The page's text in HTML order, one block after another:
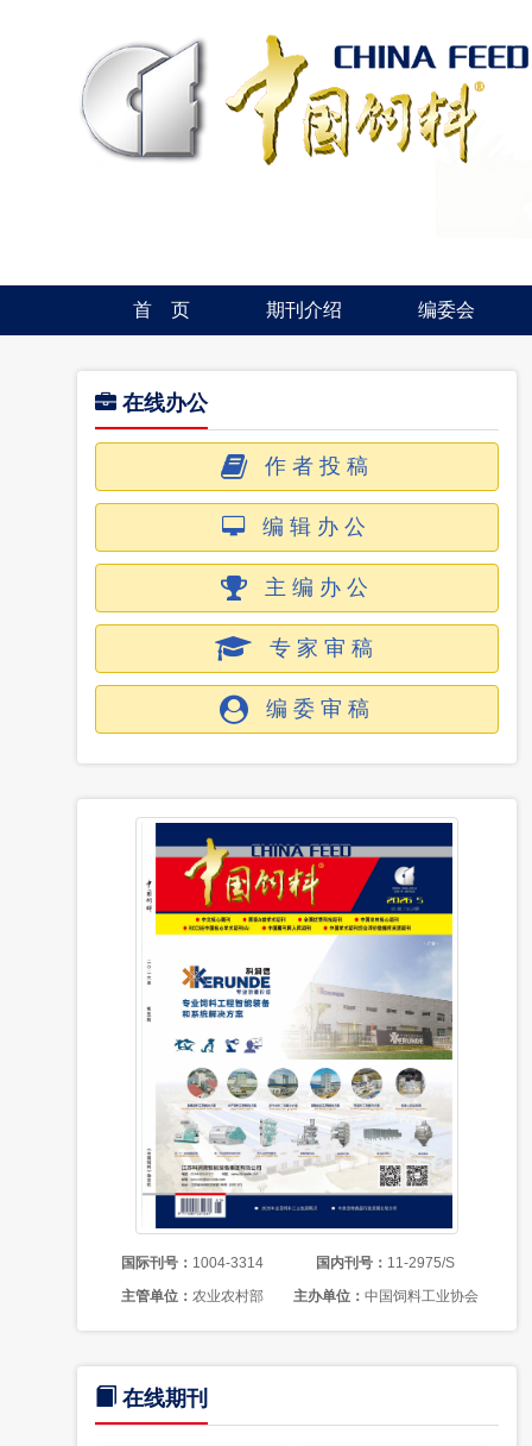
首 页 期刊介绍 编委会
在线办公
作者投稿
编辑办公
主编办公
专家审稿
编委审稿
国际刊号： 1004-3314 国内刊号： 11-2975/S
主管单位： 农业农村部 主办单位： 中国饲料工业协会
在线期刊